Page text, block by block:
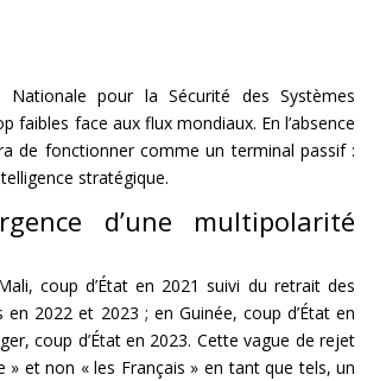
Nationale pour la Sécurité des Systèmes
face aux flux mondiaux. En l’absence
de fonctionner comme un terminal passif :
stratégique.
d’une multipolarité
coup d’État en 2021 suivi du retrait des
2022 et 2023 ; en Guinée, coup d’État en
coup d’État en 2023. Cette vague de rejet
et non « les Français » en tant que tels, un